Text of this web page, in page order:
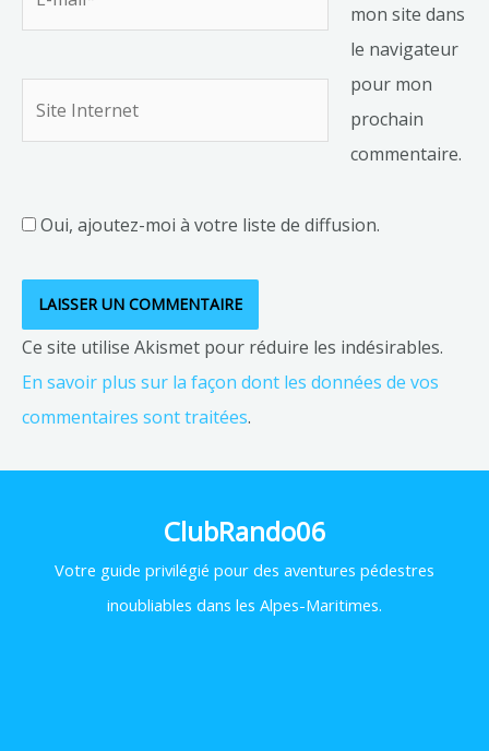
mon site dans
le navigateur
pour mon
prochain
commentaire.
Oui, ajoutez-moi à votre liste de diffusion.
Ce site utilise Akismet pour réduire les indésirables.
En savoir plus sur la façon dont les données de vos
commentaires sont traitées.
ClubRando06
Votre guide privilégié pour des aventures pédestres
inoubliables dans les Alpes-Maritimes.